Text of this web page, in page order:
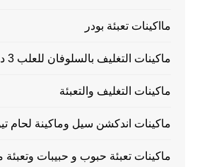
مااكينات تعبئة بودر
ماكينات التغليف بالسلوفان للعلب 3 دي
ماكينات التغليف والتعبئة
ماكينات اندكشن سيل وماكينة لحام
ماكينات تعبئة حبوب و حبيبات